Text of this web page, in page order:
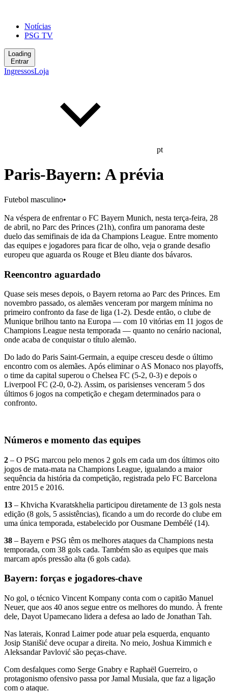
Notícias
PSG TV
Loading
Entrar
IngressosLoja
pt
Paris-Bayern: A prévia
Futebol masculino•
Na véspera de enfrentar o FC Bayern Munich, nesta terça-feira, 28
de abril, no Parc des Princes (21h), confira um panorama deste
duelo das semifinais de ida da Champions League. Entre momento
das equipes e jogadores para ficar de olho, veja o grande desafio
europeu que aguarda os Rouge et Bleu diante dos bávaros.
Reencontro aguardado
Quase seis meses depois, o Bayern retorna ao Parc des Princes. Em
novembro passado, os alemães venceram por margem mínima no
primeiro confronto da fase de liga (1-2). Desde então, o clube de
Munique brilhou tanto na Europa — com 10 vitórias em 11 jogos de
Champions League nesta temporada — quanto no cenário nacional,
onde acaba de conquistar o título alemão.
Do lado do Paris Saint-Germain, a equipe cresceu desde o último
encontro com os alemães. Após eliminar o AS Monaco nos playoffs,
o time da capital superou o Chelsea FC (5-2, 0-3) e depois o
Liverpool FC (2-0, 0-2). Assim, os parisienses venceram 5 dos
últimos 6 jogos na competição e chegam determinados para o
confronto.
Números e momento das equipes
2 – O PSG marcou pelo menos 2 gols em cada um dos últimos oito
jogos de mata-mata na Champions League, igualando a maior
sequência da história da competição, registrada pelo FC Barcelona
entre 2015 e 2016.
13 – Khvicha Kvaratskhelia participou diretamente de 13 gols nesta
edição (8 gols, 5 assistências), ficando a um do recorde do clube em
uma única temporada, estabelecido por Ousmane Dembélé (14).
38 – Bayern e PSG têm os melhores ataques da Champions nesta
temporada, com 38 gols cada. Também são as equipes que mais
marcam após pressão alta (6 gols cada).
Bayern: forças e jogadores-chave
No gol, o técnico Vincent Kompany conta com o capitão Manuel
Neuer, que aos 40 anos segue entre os melhores do mundo. À frente
dele, Dayot Upamecano lidera a defesa ao lado de Jonathan Tah.
Nas laterais, Konrad Laimer pode atuar pela esquerda, enquanto
Josip Stanišić deve ocupar a direita. No meio, Joshua Kimmich e
Aleksandar Pavlović são peças-chave.
Com desfalques como Serge Gnabry e Raphaël Guerreiro, o
protagonismo ofensivo passa por Jamal Musiala, que faz a ligação
com o ataque.